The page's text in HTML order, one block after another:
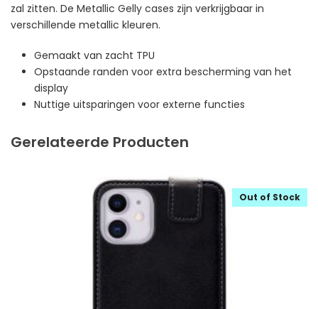
zal zitten. De Metallic Gelly cases zijn verkrijgbaar in
verschillende metallic kleuren.
Gemaakt van zacht TPU
Opstaande randen voor extra bescherming van het
display
Nuttige uitsparingen voor externe functies
Gerelateerde Producten
Out of Stock